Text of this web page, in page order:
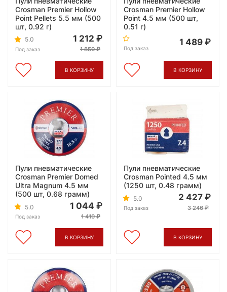
Crosman Premier Hollow
Point Pellets 5.5 мм (500
шт, 0.92 г)
5.0
Под заказ
1 212
1 850
В КОРЗИНУ
Crosman Premier Hollow
Point 4.5 мм (500 шт,
0.51 г)
Под заказ
1 489
В КОРЗИНУ
Пули пневматические
Crosman Premier Domed
Ultra Magnum 4.5 мм
(500 шт, 0.68 грамм)
5.0
Под заказ
1 044
1 410
В КОРЗИНУ
Пули пневматические
Crosman Pointed 4.5 мм
(1250 шт, 0.48 грамм)
5.0
Под заказ
2 427
3 246
В КОРЗИНУ